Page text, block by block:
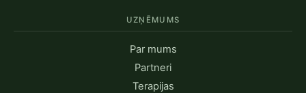
UZŅĒMUMS
Par mums
Partneri
Terapijas